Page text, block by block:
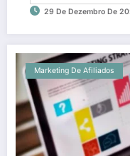
29 De Dezembro De
Marketing De Afiliados